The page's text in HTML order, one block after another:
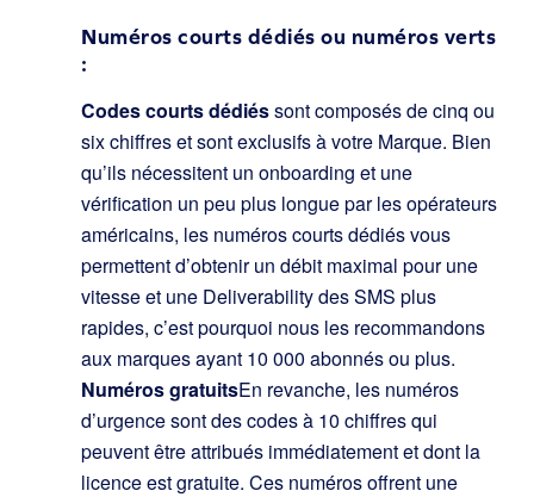
Numéros courts dédiés ou numéros verts
:
Codes courts dédiéssont composés de cinq ou
six chiffres et sont exclusifs à votre Marque. Bien
qu’ils nécessitent un onboarding et une
vérification un peu plus longue par les opérateurs
américains, les numéros courts dédiés vous
permettent d’obtenir un débit maximal pour une
vitesse et une Deliverability des SMS plus
rapides, c’est pourquoi nous les recommandons
aux marques ayant 10 000 abonnés ou plus.
Numéros gratuitsEn revanche, les numéros
d’urgence sont des codes à 10 chiffres qui
peuvent être attribués immédiatement et dont la
licence est gratuite. Ces numéros offrent une